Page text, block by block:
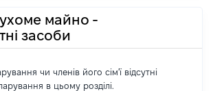
майно -
засоби
чи членів його сім'ї відсутні
в цьому розділі.